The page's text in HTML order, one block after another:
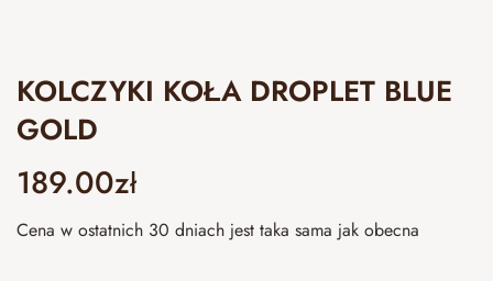
KOLCZYKI KOŁA DROPLET BLUE
GOLD
189.00zł
Cena w ostatnich 30 dniach jest taka sama jak obecna